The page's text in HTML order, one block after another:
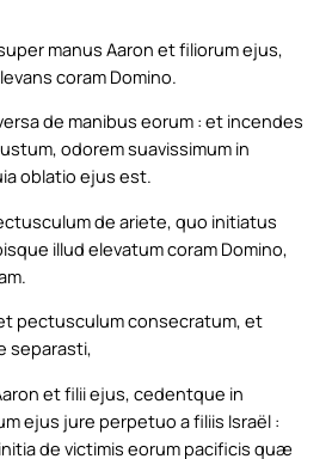
manus Aaron et filiorum ejus,
coram Domino.
de manibus eorum : et incendes
odorem suavissimum in
oblatio ejus est.
de ariete, quo initiatus
illud elevatum coram Domino,
pectusculum consecratum, et
separasti,
et filii ejus, cedentque in
ejus jure perpetuo a filiis Israël :
de victimis eorum pacificis quæ